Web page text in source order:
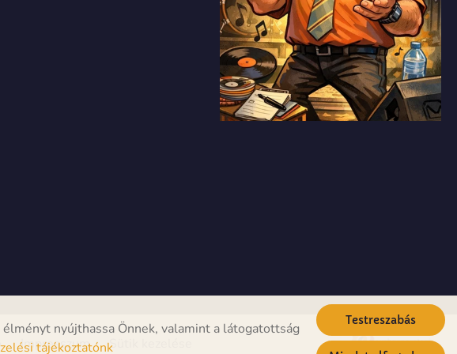
Impresszum Sütik kezelése
Testreszabás
nyújthassa Önnek, valamint a látogatottság
tájékoztatónk